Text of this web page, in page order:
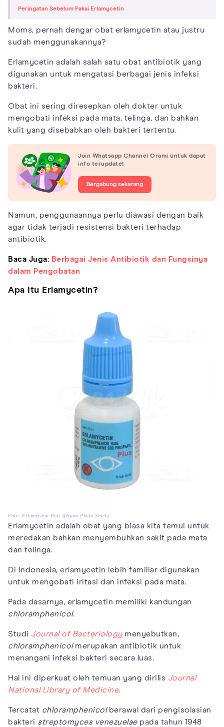
Peringatan Sebelum Pakai Erlamycetin
Moms, pernah dengar obat erlamycetin atau justru
sudah menggunakannya?
Erlamycetin adalah salah satu obat antibiotik yang
digunakan untuk mengatasi berbagai jenis infeksi
bakteri.
Obat ini sering diresepkan oleh dokter untuk
mengobati infeksi pada mata, telinga, dan bahkan
kulit yang disebabkan oleh bakteri tertentu.
Join Whatsapp Channel Orami untuk dapat
info terupdate!
Bergabung sekarang
Namun, penggunaannya perlu diawasi dengan baik
agar tidak terjadi resistensi bakteri terhadap
antibiotik.
Baca Juga: Berbagai Jenis Antibiotik dan Fungsinya
dalam Pengobatan
Apa Itu Erlamycetin?
Foto: Erlamycetin Plus (Orami Photo Stock)
Erlamycetin adalah obat yang biasa kita temui untuk
meredakan bahkan menyembuhkan sakit pada mata
dan telinga.
Di Indonesia, erlamycetin lebih familiar digunakan
untuk mengobati iritasi dan infeksi pada mata.
Pada dasarnya, erlamycetin memiliki kandungan
chloramphenicol.
Studi Journal of Bacteriologymenyebutkan,
chloramphenicolmerupakan antibiotik untuk
menangani infeksi bakteri secara luas.
Hal ini diperkuat oleh temuan yang dirilis Journal
National Library of Medicine.
Tercatat chloramphenicolberawal dari pengisolasian
bakteri streptomyces venezuelaepada tahun 1948